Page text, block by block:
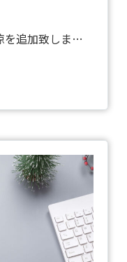
を追加致しま…